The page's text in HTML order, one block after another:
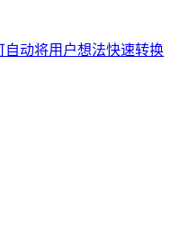
动将用户想法快速转换